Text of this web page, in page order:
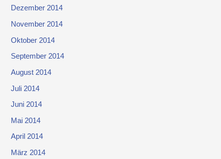
Dezember 2014
November 2014
Oktober 2014
September 2014
August 2014
Juli 2014
Juni 2014
Mai 2014
April 2014
März 2014